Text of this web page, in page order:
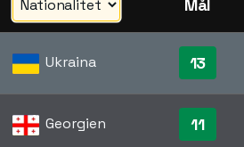
Mål
Ukraina 13
Georgien 11